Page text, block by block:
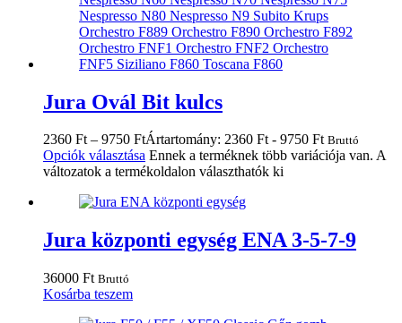
Jura Ovál Bit kulcs
2360 Ft – 9750 FtÁrtartomány: 2360 Ft - 9750 Ft Bruttó
Opciók választása Ennek a terméknek több variációja van. A
változatok a termékoldalon választhatók ki
Jura központi egység ENA 3-5-7-9
36000 Ft Bruttó
Kosárba teszem